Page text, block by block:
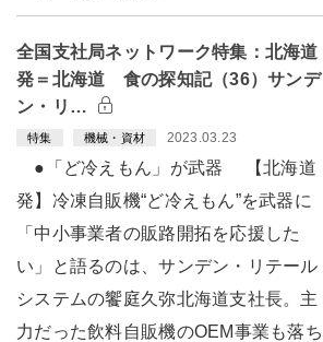
全国支社局ネットワーク特集：北海道
発＝北海道 食の探知記（36）サンデ
ン・リ…
特集 機械・資材 2023.03.23
●「ど冷えもん」が武器 【北海道
発】冷凍自販機“ど冷えもん”を武器に
「中小事業者の販路開拓を応援した
い」と語るのは、サンデン・リテール
システムの饗庭久弥北海道支社長。主
力だった飲料自販機のOEM事業も落ち